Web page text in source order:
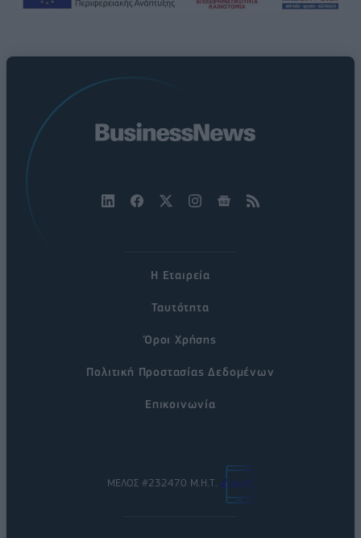
Η Εταιρεία
Ταυτότητα
Όροι Χρήσης
Πολιτική Προστασίας Δεδομένων
Επικοινωνία
ΜΕΛΟΣ #232470 Μ.Η.Τ.